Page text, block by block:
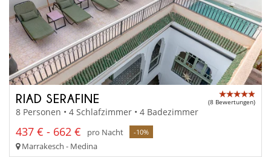
RIAD SERAFINE (8 Bewertungen)
8 Personen • 4 Schlafzimmer • 4 Badezimmer
437 € - 662 € pro Nacht -10%
Marrakesch - Medina